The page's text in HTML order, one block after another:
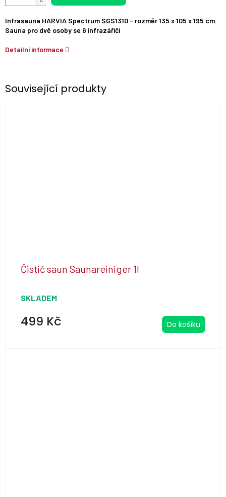
Infrasauna HARVIA Spectrum SGS1310 - rozměr 135 x 105 x 195 cm.
Sauna pro dvě osoby se 6 infrazářiči
Detailní informace
Související produkty
Čistič saun Saunareiniger 1l
SKLADEM
499 Kč Do košíku